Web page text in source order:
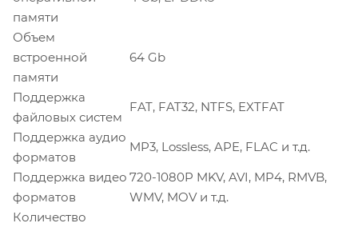
памяти
Объем
встроенной
памяти
64 Gb
Поддержка
файловых систем
FAT, FAT32, NTFS, EXTFAT
Поддержка аудио
форматов
MP3, Lossless, APE, FLAC и т.д.
Поддержка видео
форматов
720-1080P MKV, AVI, MP4, RMVB,
WMV, MOV и т.д.
Количество